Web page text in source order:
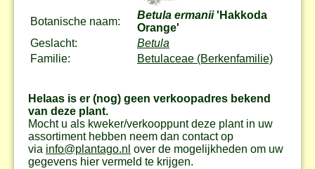
Botanische naam:
Betula ermanii'Hakkoda
Orange'
Geslacht:
Betula
Familie:
Betulaceae (Berkenfamilie)
Helaas is er (nog) geen verkoopadres bekend
van deze plant.
Mocht u als kweker/verkooppunt deze plant in uw
assortiment hebben neem dan contact op
via info@plantago.nl over de mogelijkheden om uw
gegevens hier vermeld te krijgen.